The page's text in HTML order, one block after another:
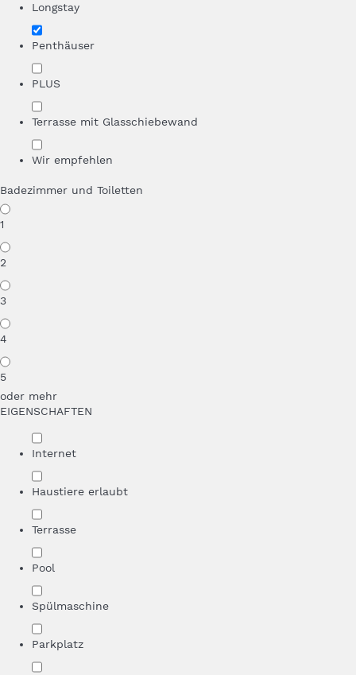
Longstay
Penthäuser
PLUS
Terrasse mit Glasschiebewand
Wir empfehlen
Badezimmer und Toiletten
1
2
3
4
5
oder mehr
EIGENSCHAFTEN
Internet
Haustiere erlaubt
Terrasse
Pool
Spülmaschine
Parkplatz